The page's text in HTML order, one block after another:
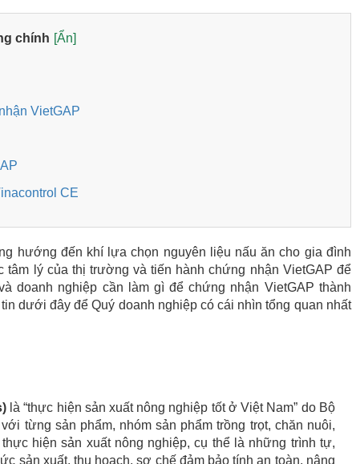
chính [Ẩn]
VietGAP
CE
hướng đến khí lựa chọn nguyên liệu nấu ăn cho gia đình
lý của thị trường và tiến hành chứng nhận VietGAP để
doanh nghiệp cần làm gì để chứng nhận VietGAP thành
dưới đây để Quý doanh nghiệp có cái nhìn tổng quan nhất
là “thực hiện sản xuất nông nghiệp tốt ở Việt Nam” do Bộ
từng sản phẩm, nhóm sản phẩm trồng trọt, chăn nuôi,
hiện sản xuất nông nghiệp, cụ thể là những trình tự,
sản xuất, thu hoạch, sơ chế đảm bảo tính an toàn, nâng